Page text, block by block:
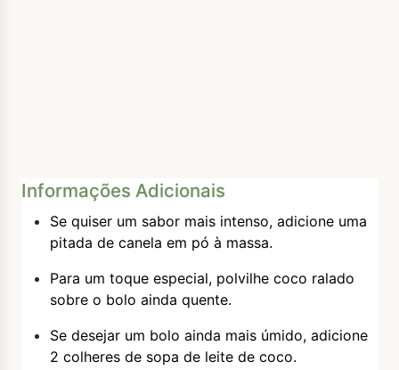
Informações Adicionais
Se quiser um sabor mais intenso, adicione uma
pitada de canela em pó à massa.
Para um toque especial, polvilhe coco ralado
sobre o bolo ainda quente.
Se desejar um bolo ainda mais úmido, adicione
2 colheres de sopa de leite de coco.